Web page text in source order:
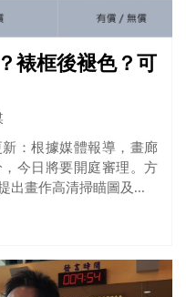
裱框後褪色？可
：根據媒體報導，畫廊
今日將要開庭審理。方
出畫作高清掃瞄圖及...